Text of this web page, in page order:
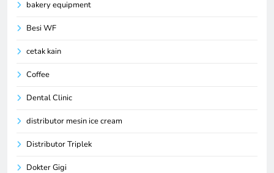
bakery equipment
Besi WF
cetak kain
Coffee
Dental Clinic
distributor mesin ice cream
Distributor Triplek
Dokter Gigi